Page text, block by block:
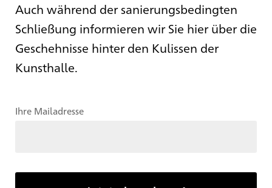
Auch während der sanierungsbedingten
Schließung informieren wir Sie hier über die
Geschehnisse hinter den Kulissen der
Kunsthalle.
Ihre Mailadresse